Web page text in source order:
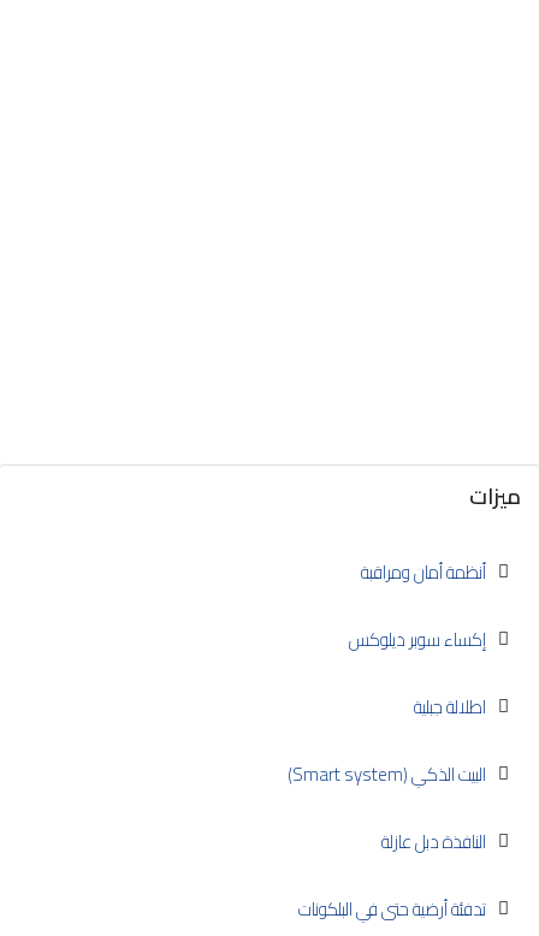
ميزات
أنظمة أمان ومراقبة
إكساء سوبر ديلوكس
اطلالة جبلية
البيت الذكي (Smart system)
النافذة دبل عازلة
تدفئة أرضية حتى في البلكونات